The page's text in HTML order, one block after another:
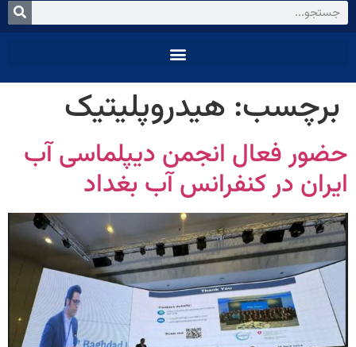
برچسب: هیدروپلیتیک
حضور فعال انجمن دیپلماسی آب
ایران در کنفرانس آب بغداد